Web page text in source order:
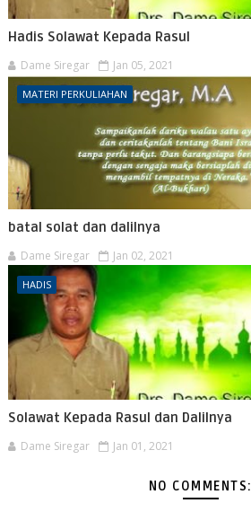
Hadis Solawat Kepada Rasul
Dame Siregar Jan 05, 2021
MATERI PERKULIAHAN
batal solat dan dalilnya
Dame Siregar Jan 02, 2021
HADIS
Solawat Kepada Rasul dan Dalilnya
Dame Siregar Jan 01, 2021
NO COMMENTS: